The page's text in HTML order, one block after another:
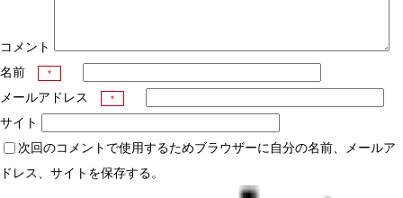
コメント
名前
*
メールアドレス *
サイト
次回のコメントで使用するためブラウザーに自分の名前、メールア
ドレス、サイトを保存する。